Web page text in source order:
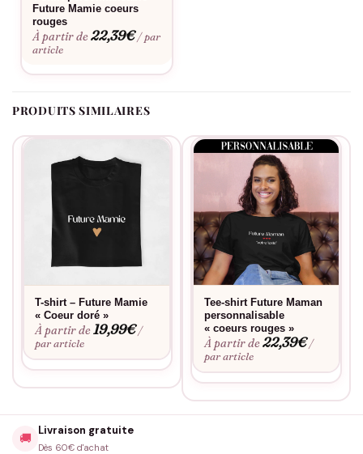
au fil du temps.
Chez Assortis Moi, nous nous engageons à offrir des produits
« Future Maman »
est plus qu’un habit, c’est un symbole de la
vie qui germe, du lien qui se tisse et des nouvelles aventures
qui vous attendent. Commandez le vôtre dès aujourd’hui et
célébrez chaque étape de votre maternité avec Assortis Moi.
Future Mamie coeurs
rouges
À partir de22,39€ / par
article
PRODUITS SIMILAIRES
T-shirt – Future Mamie
« Coeur doré »
À partir de19,99€ /
par article
Tee-shirt Future Maman
personnalisable
« coeurs rouges »
À partir de22,39€ /
par article
🚚
Livraison gratuite
Dès 60€ d'achat